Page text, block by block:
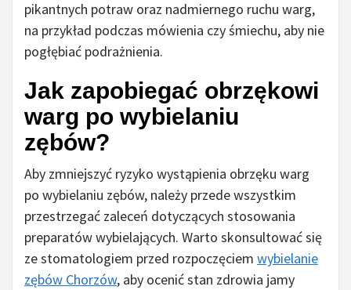
pikantnych potraw oraz nadmiernego ruchu warg,
na przykład podczas mówienia czy śmiechu, aby nie
pogłębiać podrażnienia.
Jak zapobiegać obrzękowi
warg po wybielaniu
zębów?
Aby zmniejszyć ryzyko wystąpienia obrzęku warg
po wybielaniu zębów, należy przede wszystkim
przestrzegać zaleceń dotyczących stosowania
preparatów wybielających. Warto skonsultować się
ze stomatologiem przed rozpoczęciem wybielanie
zębów Chorzów, aby ocenić stan zdrowia jamy